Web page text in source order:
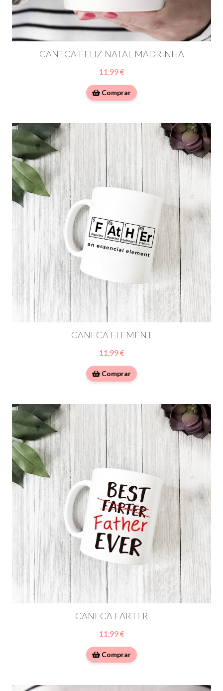
CANECA FELIZ NATAL MADRINHA
11,99 €
Comprar
CANECA ELEMENT
11,99 €
Comprar
CANECA FARTER
11,99 €
Comprar